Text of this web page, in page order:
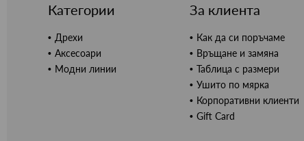
Категории
Дрехи
Аксесоари
Модни линии
За клиента
Как да си поръчаме
Връщане и замяна
Таблица с размери
Ушито по мярка
Корпоративни клиенти
Gift Card